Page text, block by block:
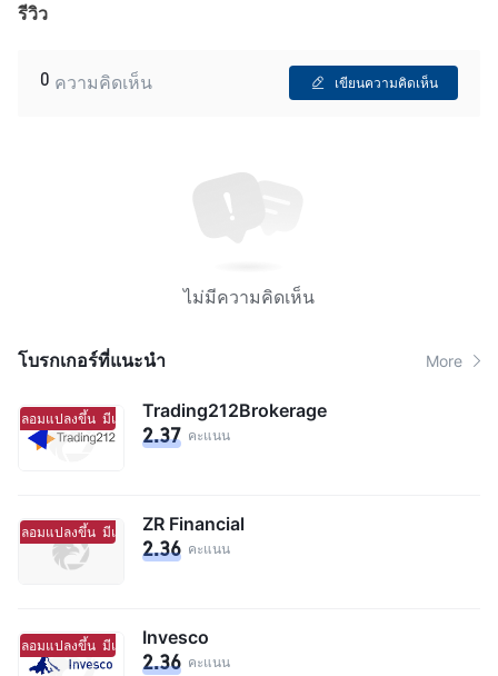
รีวิว
0 ความคิดเห็น เขียนความคิดเห็น
ไม่มีความคิดเห็น
โบรกเกอร์ที่แนะนํา More
ปลอมแปลงขึ้น มีแนวโน้มจะเป็นโบร์กเกอร์ที่ถูกปลอมแปลงขึ้น
Trading212Brokerage
2.37 คะแนน
ปลอมแปลงขึ้น มีแนวโน้มจะเป็นโบร์กเกอร์ที่ถูกปลอมแปลงขึ้น
ZR Financial
2.36 คะแนน
ปลอมแปลงขึ้น มีแนวโน้มจะเป็นโบร์กเกอร์ที่ถูกปลอมแปลงขึ้น
Invesco
2.36 คะแนน